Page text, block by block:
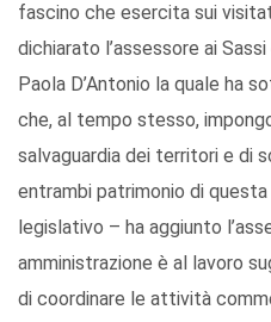
fascino che esercita sui
dichiarato l’assessore ai
Paola D’Antonio la quale ha
che, al tempo stesso,
salvaguardia dei territori e di
entrambi patrimonio di
legislativo – ha aggiunto
amministrazione è al lavoro
di coordinare le attività